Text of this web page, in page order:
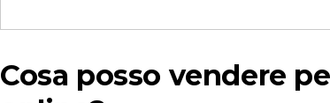
Cosa posso vendere